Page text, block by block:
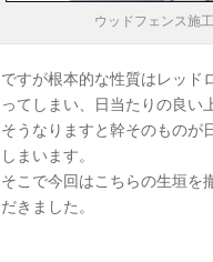
ウッドフェンス施
ですが根本的な性質はレッド
ってしまい、日当たりの良い
そうなりますと幹そのものが
しまいます。
そこで今回はこちらの生垣を
だきました。